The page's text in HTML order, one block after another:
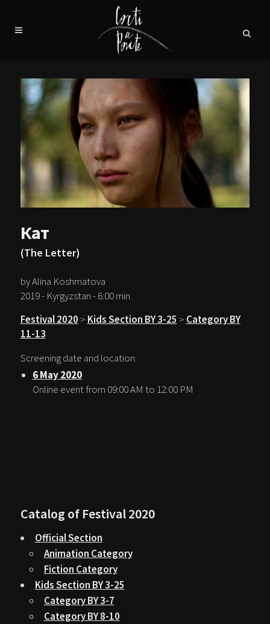
Кат
(The Letter)
by Alina Koshmatova
2019 - Kyrgyzstan - 6:00 min.
Festival 2020 > Kids Section BY 3-25 > Category BY
11-13
Screening date and location:
6 May 2020
Online event from 09:00 AM to 12:00 PM
Catalog of Festival 2020
Official Section
Animation Category
Fiction Category
Kids Section BY 3-25
Category BY 3-7
Category BY 8-10